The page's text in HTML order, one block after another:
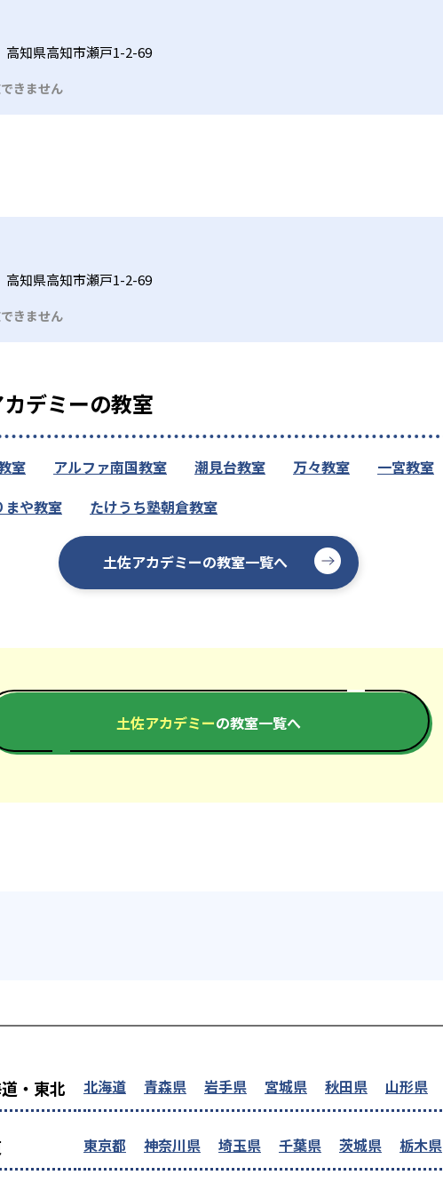
高知県高知市瀬戸1-2-69
きません
高知県高知市瀬戸1-2-69
きません
デミーの教室
室 アルファ南国教室 潮見台教室 万々教室 一宮教室
まや教室 たけうち塾朝倉教室
土佐アカデミーの教室一覧へ
土佐アカデミーの教室一覧へ
・東北 北海道 青森県 岩手県 宮城県 秋田県 山形県
東京都 神奈川県 埼玉県 千葉県 茨城県 栃木県